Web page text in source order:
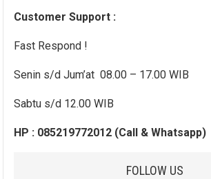
Customer Support :
Fast Respond !
Senin s/d Jum’at 08.00 – 17.00 WIB
Sabtu s/d 12.00 WIB
HP : 085219772012 (Call & Whatsapp)
FOLLOW US